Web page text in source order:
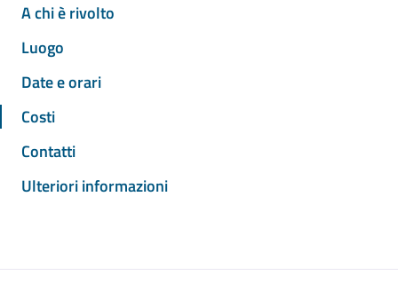
A chi è rivolto
Luogo
Date e orari
Costi
Contatti
Ulteriori informazioni